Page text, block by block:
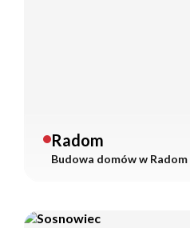
Radom
Budowa domów w Radom